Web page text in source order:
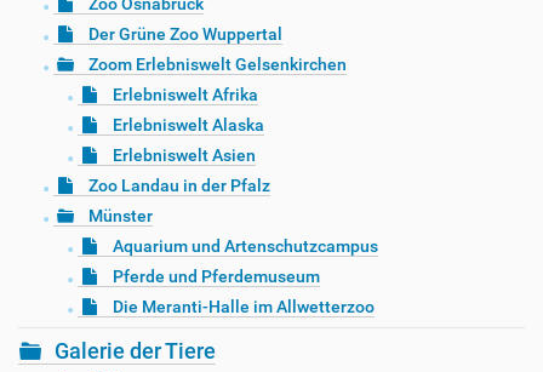
Zoo Osnabrück
Der Grüne Zoo Wuppertal
Zoom Erlebniswelt Gelsenkirchen
Erlebniswelt Afrika
Erlebniswelt Alaska
Erlebniswelt Asien
Zoo Landau in der Pfalz
Münster
Aquarium und Artenschutzcampus
Pferde und Pferdemuseum
Die Meranti-Halle im Allwetterzoo
Galerie der Tiere